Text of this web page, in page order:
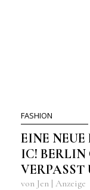
FASHION
EINE
IC!
VERPASST
von Jen | Anzeige